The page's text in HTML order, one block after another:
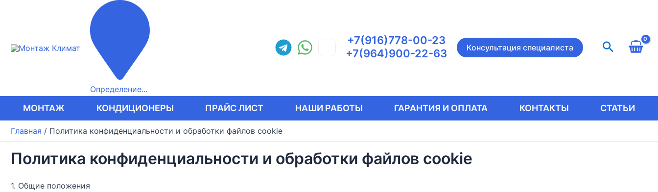
Определение...
+7(916)778-00-23
+7(964)900-22-63
Консультация специалиста Поиск
МОНТАЖ КОНДИЦИОНЕРЫ ПРАЙС ЛИСТ НАШИ РАБОТЫ ГАРАНТИЯ И ОПЛАТА КОНТАКТЫ СТАТЬИ
Главная / Политика конфиденциальности и обработки файлов cookie
Политика конфиденциальности и обработки файлов cookie
1. Общие положения